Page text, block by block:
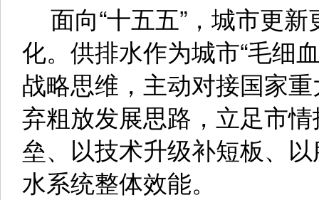
面向“十五五”，城市更
化。供排水作为城市“毛细
战略思维，主动对接国家
弃粗放发展思路，立足市
垒、以技术升级补短板、
水系统整体效能。